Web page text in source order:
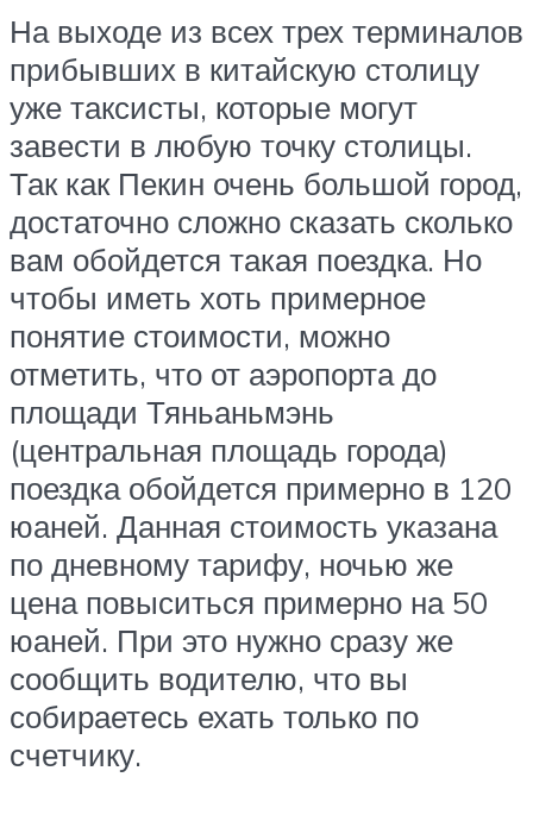
На выходе из всех трех терминалов
прибывших в китайскую столицу
уже таксисты, которые могут
завести в любую точку столицы.
Так как Пекин очень большой город,
достаточно сложно сказать сколько
вам обойдется такая поездка. Но
чтобы иметь хоть примерное
понятие стоимости, можно
отметить, что от аэропорта до
площади Тяньаньмэнь
(центральная площадь города)
поездка обойдется примерно в 120
юаней. Данная стоимость указана
по дневному тарифу, ночью же
цена повыситься примерно на 50
юаней. При это нужно сразу же
сообщить водителю, что вы
собираетесь ехать только по
счетчику.